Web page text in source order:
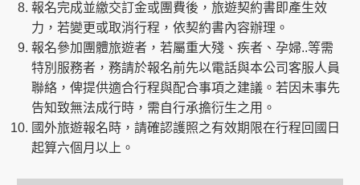
報名完成並繳交訂金或團費後，旅遊契約書即產生效
力，若變更或取消行程，依契約書內容辦理。
報名參加團體旅遊者，若屬重大殘、疾者、孕婦..等需
特別服務者，務請於報名前先以電話與本公司客服人員
聯絡，俾提供適合行程與配合事項之建議。若因未事先
告知致無法成行時，需自行承擔衍生之用。
國外旅遊報名時，請確認護照之有效期限在行程回國日
起算六個月以上。